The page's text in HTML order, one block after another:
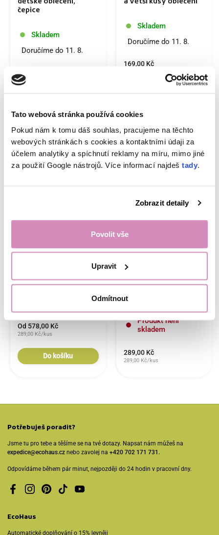
Tato webová stránka používá cookies
Pokud nám k tomu dáš souhlas, pracujeme na těchto
webových stránkách s cookies a kontaktními údaji za
účelem analytiky a spíchnutí reklamy na míru, mimo jiné
za použití Google nástrojů. Více informací najdeš tady
Zobrazit detaily
Povolit vše
Upravit
Odmítnout
čepice
Skladem
Doručíme do 11. 8.
319,00 Kč
319,00 Kč/kus
Skladem
Doručíme do 11. 8.
169,00 Kč
EcoHaus pro ochranu
tvého prádla
Od 578,00 Kč
289,00 Kč/kus
Do košíku
černý, 30 x 40 cm (S),
na spodní prádlo,
ponožky, silonky a
drobnosti
Produkt není
skladem
289,00 Kč
289,00 Kč/kus
Potřebuješ poradit?
Jsme tu pro tebe a těšíme se na tvé dotazy. Napsat nám můžeš na
expedice@ecohaus.cz nebo zavolej na +420 702 171 731.
Odpovídáme během pár minut, nejpozději do 24 hodin v pracovní dny.
FacebookInstagramPinterestTikTokYouTube
EcoHaus
Automatické doplňování o 15% levněji